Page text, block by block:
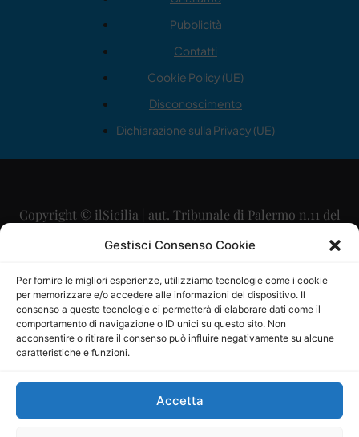
Gestisci Consenso Cookie
Per fornire le migliori esperienze, utilizziamo tecnologie come i cookie
per memorizzare e/o accedere alle informazioni del dispositivo. Il
consenso a queste tecnologie ci permetterà di elaborare dati come il
comportamento di navigazione o ID unici su questo sito. Non
acconsentire o ritirare il consenso può influire negativamente su alcune
caratteristiche e funzioni.
Accetta
Pubblicità
Contatti
Cookie Policy (UE)
Disconoscimento
Dichiarazione sulla Privacy (UE)
Copyright © ilSicilia | aut. Tribunale di Palermo n.11 del
29/09/2015
Direttore Editoriale: Maurizio Scaglione
Direttore Responsabile: Maria Calabrese
P.IVA: 06334930820
Mercurio Comunicazione Società Cooperativa a r.l. è